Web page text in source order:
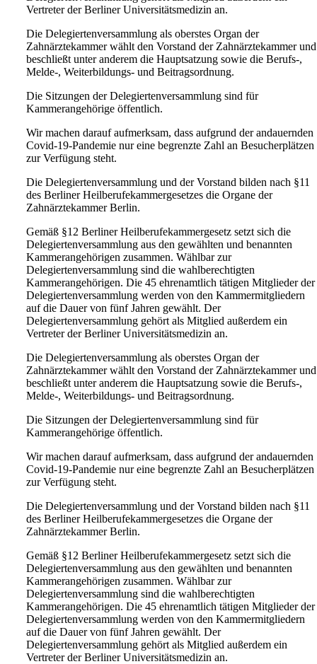
Vertreter der Berliner Universitätsmedizin an.
Die Delegiertenversammlung als oberstes Organ der
Zahnärztekammer wählt den Vorstand der Zahnärztekammer und
beschließt unter anderem die Hauptsatzung sowie die Berufs-,
Melde-, Weiterbildungs- und Beitragsordnung.
Die Sitzungen der Delegiertenversammlung sind für
Kammerangehörige öffentlich.
Wir machen darauf aufmerksam, dass aufgrund der andauernden
Covid-19-Pandemie nur eine begrenzte Zahl an Besucherplätzen
zur Verfügung steht.
Die Delegiertenversammlung und der Vorstand bilden nach §11
des Berliner Heilberufekammergesetzes die Organe der
Zahnärztekammer Berlin.
Gemäß §12 Berliner Heilberufekammergesetz setzt sich die
Delegiertenversammlung aus den gewählten und benannten
Kammerangehörigen zusammen. Wählbar zur
Delegiertenversammlung sind die wahlberechtigten
Kammerangehörigen. Die 45 ehrenamtlich tätigen Mitglieder der
Delegiertenversammlung werden von den Kammermitgliedern
auf die Dauer von fünf Jahren gewählt. Der
Delegiertenversammlung gehört als Mitglied außerdem ein
Vertreter der Berliner Universitätsmedizin an.
Die Delegiertenversammlung als oberstes Organ der
Zahnärztekammer wählt den Vorstand der Zahnärztekammer und
beschließt unter anderem die Hauptsatzung sowie die Berufs-,
Melde-, Weiterbildungs- und Beitragsordnung.
Die Sitzungen der Delegiertenversammlung sind für
Kammerangehörige öffentlich.
Wir machen darauf aufmerksam, dass aufgrund der andauernden
Covid-19-Pandemie nur eine begrenzte Zahl an Besucherplätzen
zur Verfügung steht.
Die Delegiertenversammlung und der Vorstand bilden nach §11
des Berliner Heilberufekammergesetzes die Organe der
Zahnärztekammer Berlin.
Gemäß §12 Berliner Heilberufekammergesetz setzt sich die
Delegiertenversammlung aus den gewählten und benannten
Kammerangehörigen zusammen. Wählbar zur
Delegiertenversammlung sind die wahlberechtigten
Kammerangehörigen. Die 45 ehrenamtlich tätigen Mitglieder der
Delegiertenversammlung werden von den Kammermitgliedern
auf die Dauer von fünf Jahren gewählt. Der
Delegiertenversammlung gehört als Mitglied außerdem ein
Vertreter der Berliner Universitätsmedizin an.